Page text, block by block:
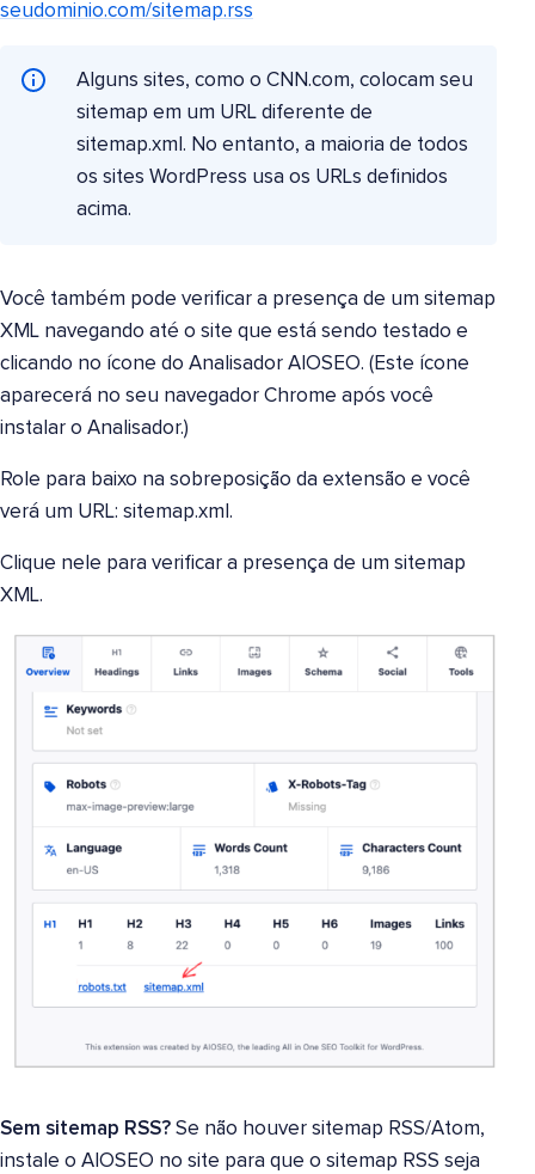
seudominio.com/sitemap.rss
Alguns sites, como o CNN.com, colocam seu
sitemap em um URL diferente de
sitemap.xml. No entanto, a maioria de todos
os sites WordPress usa os URLs definidos
acima.
Você também pode verificar a presença de um sitemap
XML navegando até o site que está sendo testado e
clicando no ícone do Analisador AIOSEO. (Este ícone
aparecerá no seu navegador Chrome após você
instalar o Analisador.)
Role para baixo na sobreposição da extensão e você
verá um URL: sitemap.xml.
Clique nele para verificar a presença de um sitemap
XML.
Sem sitemap RSS? Se não houver sitemap RSS/Atom,
instale o AIOSEO no site para que o sitemap RSS seja